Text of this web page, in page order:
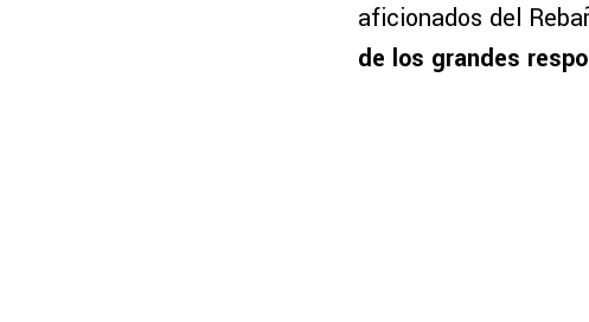
aficionados del
de los grandes